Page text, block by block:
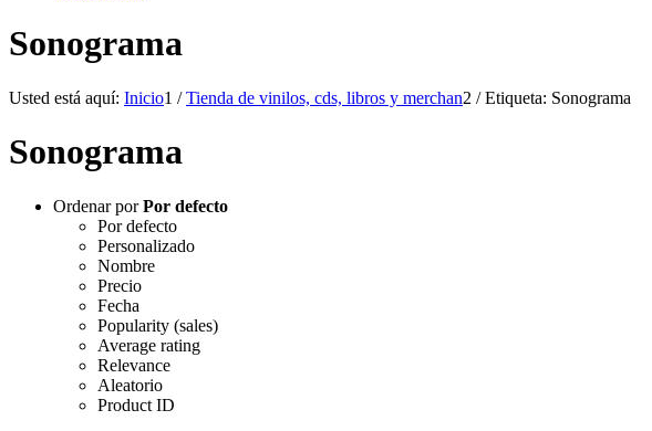
Sonograma
Usted está aquí: Inicio1 / Tienda de vinilos, cds, libros y merchan2 / Etiqueta: Sonograma
Sonograma
Ordenar porPor defecto
Por defecto
Personalizado
Nombre
Precio
Fecha
Popularity (sales)
Average rating
Relevance
Aleatorio
Product ID